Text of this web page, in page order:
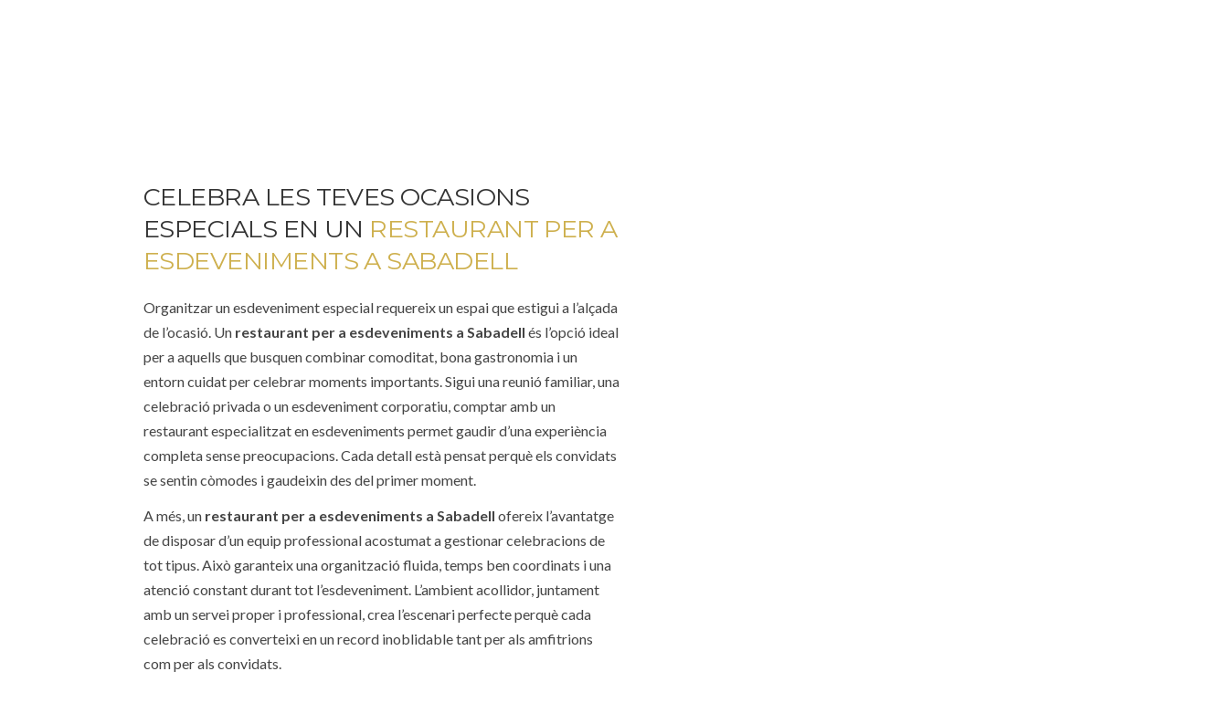
CELEBRA LES TEVES OCASIONS
ESPECIALS EN UN RESTAURANT PER A
ESDEVENIMENTS A SABADELL
Organitzar un esdeveniment especial requereix un espai que estigui a l’alçada
de l’ocasió. Un restaurant per a esdeveniments a Sabadell és l’opció ideal
per a aquells que busquen combinar comoditat, bona gastronomia i un
entorn cuidat per celebrar moments importants. Sigui una reunió familiar, una
celebració privada o un esdeveniment corporatiu, comptar amb un
restaurant especialitzat en esdeveniments permet gaudir d’una experiència
completa sense preocupacions. Cada detall està pensat perquè els convidats
se sentin còmodes i gaudeixin des del primer moment.
A més, un restaurant per a esdeveniments a Sabadell ofereix l’avantatge
de disposar d’un equip professional acostumat a gestionar celebracions de
tot tipus. Això garanteix una organització fluida, temps ben coordinats i una
atenció constant durant tot l’esdeveniment. L’ambient acollidor, juntament
amb un servei proper i professional, crea l’escenari perfecte perquè cada
celebració es converteixi en un record inoblidable tant per als amfitrions
com per als convidats.